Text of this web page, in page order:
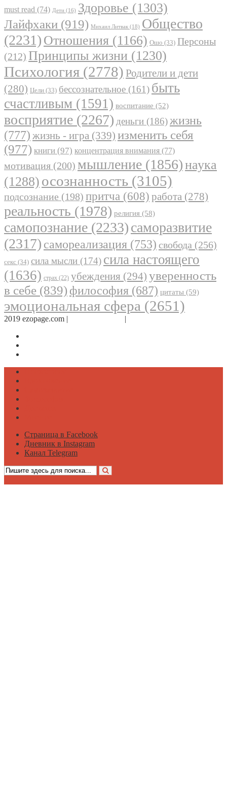
must read (74) Дети (16) Здоровье (1303)
Лайфхаки (919) Михаил Литвак (18) Общество
(2231) Отношения (1166) Ошо (33) Персоны
(212) Принципы жизни (1230)
Психология (2778) Родители и дети
(280) Цели (33) бессознательное (161) быть
счастливым (1591) воспитание (52)
восприятие (2267) деньги (186)жизнь
(777) жизнь - игра (339) изменить себя
(977) книги (97) концентрация внимания (77)
мотивация (200) мышление (1856)наука
(1288) осознанность (3105)
подсознание (198) притча (608) работа (278)
реальность (1978) религия (58)
самопознание (2233)саморазвитие
(2317) самореализация (753) свобода (256)
секс (34) сила мысли (174) сила настоящего
(1636) страх (22) убеждения (294) уверенность
в себе (839) философия (687) цитаты (59)
эмоциональная сфера (2651)
2019 ezopage.com | |
Страница в Facebook
Дневник в Instagram
Канал Telegram